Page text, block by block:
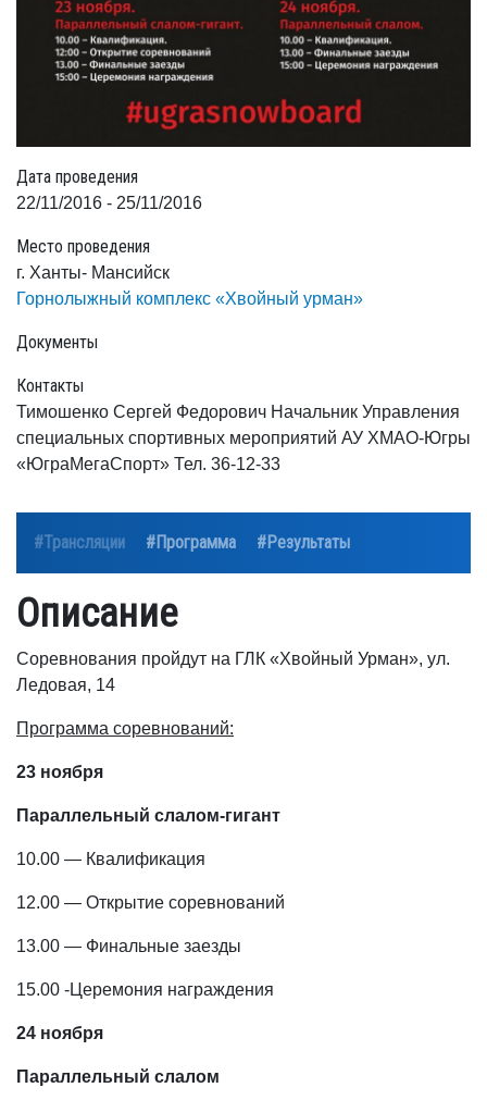
Дата проведения
22/11/2016 - 25/11/2016
Место проведения
г. Ханты- Мансийск
Горнолыжный комплекс «Хвойный урман»
Документы
Контакты
Тимошенко Сергей Федорович Начальник Управления
специальных спортивных мероприятий АУ ХМАО-Югры
«ЮграМегаСпорт» Тел. 36-12-33
#Трансляции #Программа #Результаты
Описание
Соревнования пройдут на ГЛК «Хвойный Урман», ул.
Ледовая, 14
Программа соревнований:
23 ноября
Параллельный слалом-гигант
10.00 — Квалификация
12.00 — Открытие соревнований
13.00 — Финальные заезды
15.00 -Церемония награждения
24 ноября
Параллельный слалом